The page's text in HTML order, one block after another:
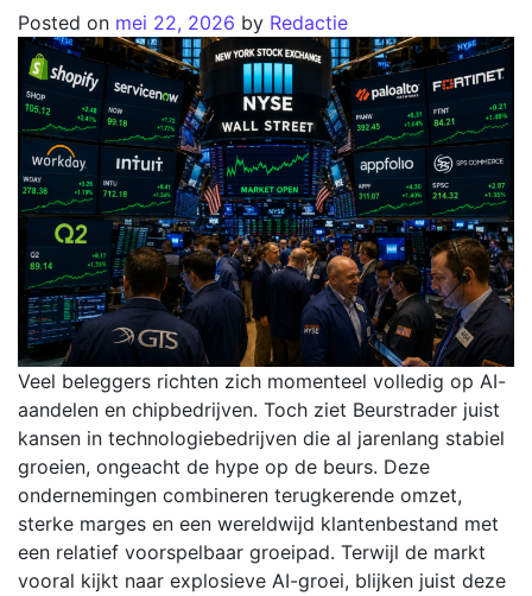
Posted on mei 22, 2026 by Redactie
Veel beleggers richten zich momenteel volledig op AI-
aandelen en chipbedrijven. Toch ziet Beurstrader juist
kansen in technologiebedrijven die al jarenlang stabiel
groeien, ongeacht de hype op de beurs. Deze
ondernemingen combineren terugkerende omzet,
sterke marges en een wereldwijd klantenbestand met
een relatief voorspelbaar groeipad. Terwijl de markt
vooral kijkt naar explosieve AI-groei, blijken juist deze